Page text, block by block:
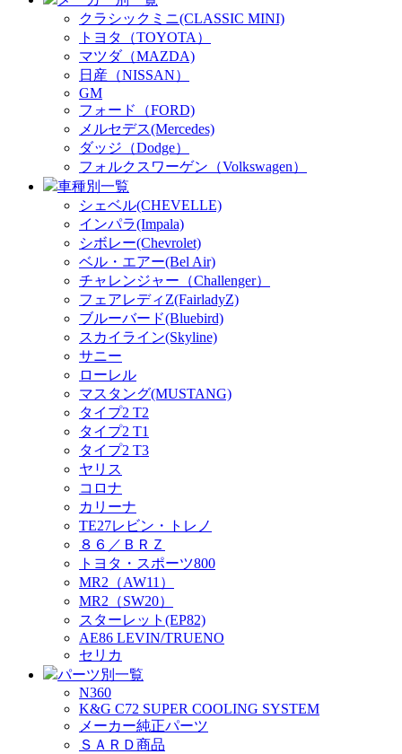
クラシックミニ(CLASSIC MINI)
トヨタ（TOYOTA）
マツダ（MAZDA)
日産（NISSAN）
GM
フォード（FORD)
メルセデス(Mercedes)
ダッジ（Dodge）
フォルクスワーゲン（Volkswagen）
車種別一覧
シェベル(CHEVELLE)
インパラ(Impala)
シボレー(Chevrolet)
ベル・エアー(Bel Air)
チャレンジャー（Challenger）
フェアレディZ(FairladyZ)
ブルーバード(Bluebird)
スカイライン(Skyline)
サニー
ローレル
マスタング(MUSTANG)
タイプ2 T2
タイプ2 T1
タイプ2 T3
ヤリス
コロナ
カリーナ
TE27レビン・トレノ
８６／ＢＲＺ
トヨタ・スポーツ800
MR2（AW11）
MR2（SW20）
スターレット(EP82)
AE86 LEVIN/TRUENO
セリカ
パーツ別一覧
N360
K&G C72 SUPER COOLING SYSTEM
メーカー純正パーツ
ＳＡＲＤ商品